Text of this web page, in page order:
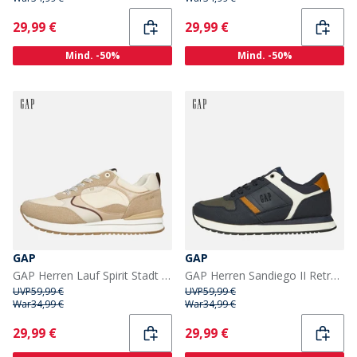
Current
29,99 €
Mind. -50%
Current
29,99 €
Mind. -50%
GAP
GAP Herren Lauf Spirit Stadt Turnschuhe Sand
UVP59,99 €
War34,99 €
Current
29,99 €
GAP
GAP Herren Sandiego II Retro Turnschuhe Marineblau
UVP59,99 €
War34,99 €
Current
29,99 €